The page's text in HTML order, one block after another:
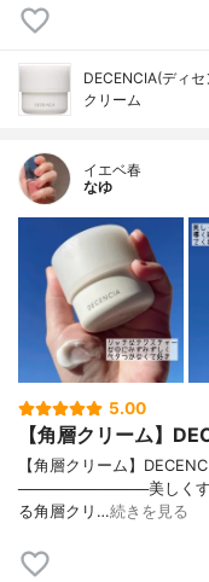
DECENCIA(ディセ
クリーム
イエベ春
なゆ
5.00
【角層クリーム】
【角層クリーム】
────────────美しくす
る角層クリ…続きを見る